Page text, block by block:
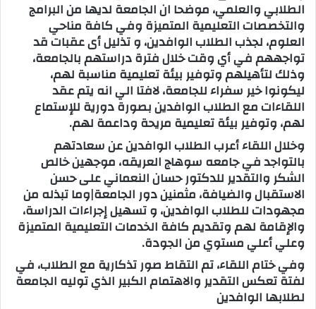
الطلابي والعلمي، موضحا ان الجامعة لديها من البرامج
والتخصصات التعليمية المتميزة وفي كافة مناحي
العلوم، لجذب الطلاب الوافدين، و تذليل أى عقبات قد
تواجههم في أي وقت خلال فترة دراستهم بالجامعة،
وذلك لتأهيلهم وتوفير بيئة تعليمية مناسبة لهم،
ليكونوا خير سفراء للجامعة، لافتا الي انه يتم عقد
اللقاءات مع الطلاب الوافدين بصورة دورية للإستماع
لهم، وتوفير بيئة تعليمية مريحة وداعمة لهم.
وخلال اللقاء أعرب الطلاب الوافدين عن سعادتهم
بالتواجد في جامعه سوهاج العريقه، موجهين خالص
الشكر والتقدير للدكتور حسان النعماني على حسن
الاستقبال والضيافة، مثمنين دور الجامعة|وما تبذله من
مجهودات للطلاب الوافدين، و تسهيل إجراءات الدراسة،
والإقامة لهم وتقديم كافة الخدمات التعليمية المتميزة
وعلي أعلي مستوي من الجودة.
وفي ختام اللقاء، تم التقاط صور تذكارية مع الطلاب، في
لفتة تعكس التقدير والاهتمام الكبير الذي توليه الجامعة
لطلابها الوافدين